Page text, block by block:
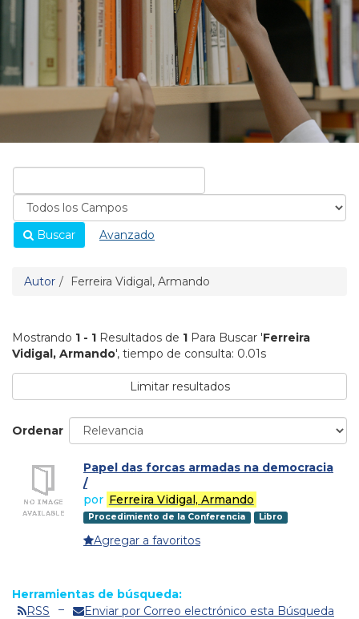
Buscar Avanzado
Autor Ferreira Vidigal, Armando
Mostrando 1 - 1 Resultados de 1 Para Buscar 'Ferreira
Vidigal, Armando', tiempo de consulta: 0.01s
Limitar resultados
Ordenar
Papel das forcas armadas na democracia
/
por Ferreira Vidigal, Armando
Procedimiento de la Conferencia Libro
Agregar a favoritos
Herramientas de búsqueda:
RSS
Enviar por Correo electrónico esta Búsqueda